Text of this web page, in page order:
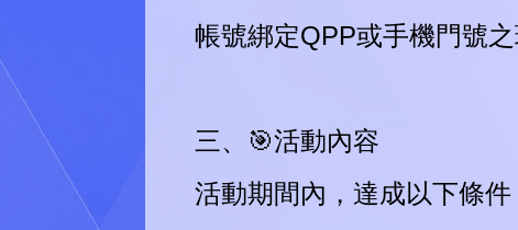
帳號綁定QPP或手機門號
三、🎯活動內容
活動期間內，達成以下條